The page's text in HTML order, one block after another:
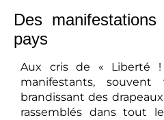
Des
pays
Aux cris de « Liberté
manifestants,
brandissant des
rassemblés dans tout